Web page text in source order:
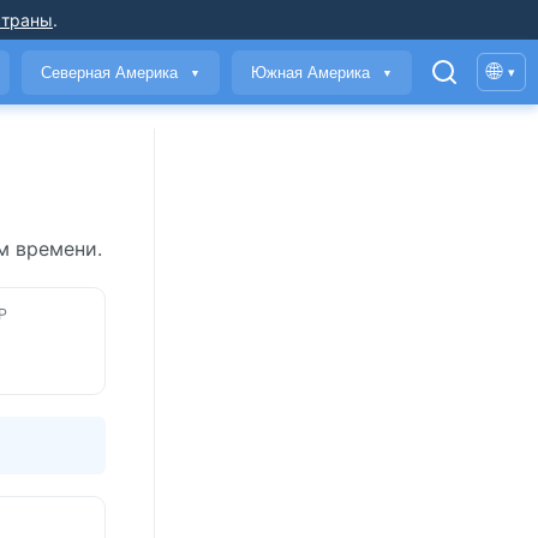
.
Северная Америка ▼ Южная Америка ▼ 🌐 ▾
времени.